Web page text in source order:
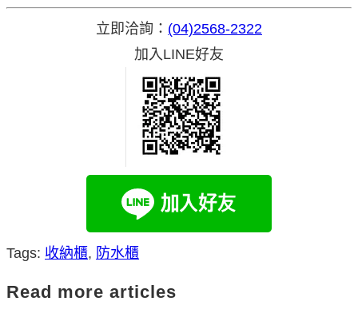
立即洽詢： (04)2568-2322
加入LINE好友
Tags: 收納櫃, 防水櫃
Read more articles